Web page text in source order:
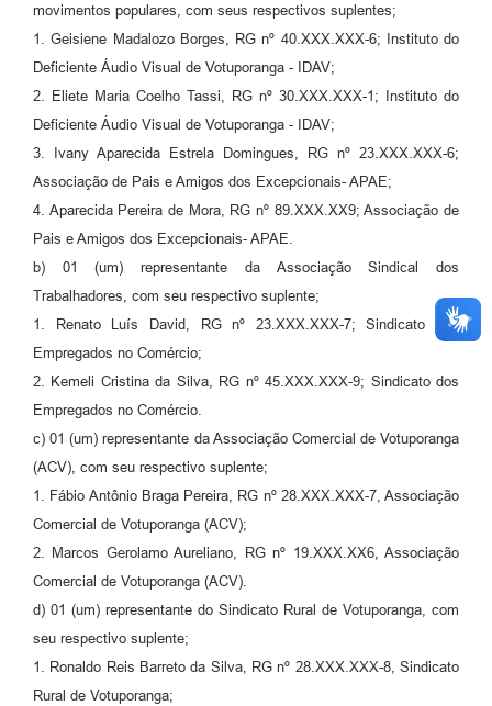
movimentos populares, com seus respectivos suplentes;
1. Geisiene Madalozo Borges, RG nº 40.XXX.XXX-6; Instituto do
Deficiente Áudio Visual de Votuporanga - IDAV;
2. Eliete Maria Coelho Tassi, RG nº 30.XXX.XXX-1; Instituto do
Deficiente Áudio Visual de Votuporanga - IDAV;
3. Ivany Aparecida Estrela Domingues, RG nº 23.XXX.XXX-6;
Associação de Pais e Amigos dos Excepcionais- APAE;
4. Aparecida Pereira de Mora, RG nº 89.XXX.XX9; Associação de
Pais e Amigos dos Excepcionais- APAE.
b) 01 (um) representante da Associação Sindical dos
Trabalhadores, com seu respectivo suplente;
1. Renato Luís David, RG nº 23.XXX.XXX-7; Sindicato dos
Empregados no Comércio;
2. Kemeli Cristina da Silva, RG nº 45.XXX.XXX-9; Sindicato dos
Empregados no Comércio.
c) 01 (um) representante da Associação Comercial de Votuporanga
(ACV), com seu respectivo suplente;
1. Fábio Antônio Braga Pereira, RG nº 28.XXX.XXX-7, Associação
Comercial de Votuporanga (ACV);
2. Marcos Gerolamo Aureliano, RG nº 19.XXX.XX6, Associação
Comercial de Votuporanga (ACV).
d) 01 (um) representante do Sindicato Rural de Votuporanga, com
seu respectivo suplente;
1. Ronaldo Reis Barreto da Silva, RG nº 28.XXX.XXX-8, Sindicato
Rural de Votuporanga;